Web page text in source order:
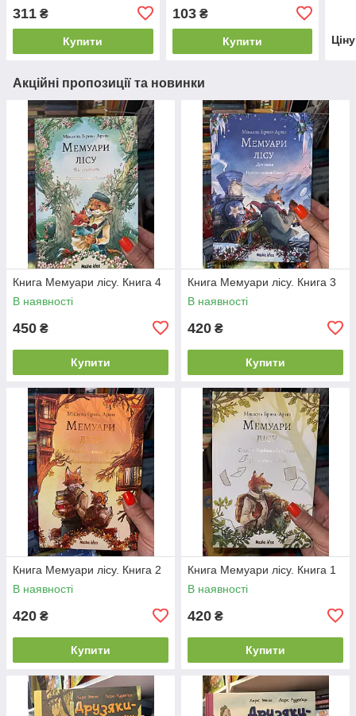
311 ₴
Купити
103₴
Купити
Акційні пропозиції та новинки
Книга Мемуари лісу. Книга 4
В наявності
450 ₴
Купити
Книга Мемуари лісу. Книга 3
В наявності
420 ₴
Купити
Книга Мемуари лісу. Книга 2
В наявності
420 ₴
Купити
Книга Мемуари лісу. Книга 1
В наявності
420 ₴
Купити